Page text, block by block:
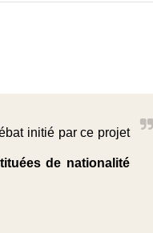
initié par ce projet
de nationalité